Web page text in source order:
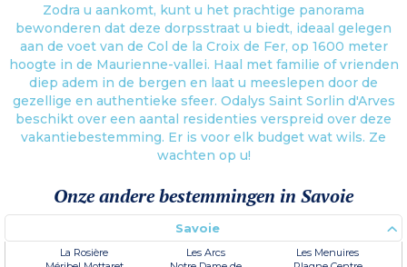
Zodra u aankomt, kunt u het prachtige panorama
bewonderen dat deze dorpsstraat u biedt, ideaal gelegen
aan de voet van de Col de la Croix de Fer, op 1600 meter
hoogte in de Maurienne-vallei. Haal met familie of vrienden
diep adem in de bergen en laat u meeslepen door de
gezellige en authentieke sfeer. Odalys Saint Sorlin d'Arves
beschikt over een aantal residenties verspreid over deze
vakantiebestemming. Er is voor elk budget wat wils. Ze
wachten op u!
Onze andere bestemmingen in Savoie
Savoie
La Rosière Les Arcs
Les Menuires